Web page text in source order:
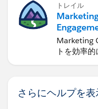
トレイル
の管理
Marketing
トを効率的
さらにヘルプを表